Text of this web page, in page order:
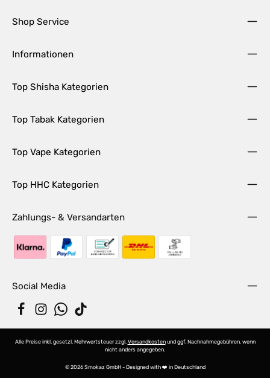
Shop Service
Informationen
Top Shisha Kategorien
Top Tabak Kategorien
Top Vape Kategorien
Top HHC Kategorien
Zahlungs- & Versandarten
Social Media
© 2026 Smokaz GmbH - Designed with ❤️ in Deutschland
Alle Preise inkl. gesetzl. Mehrwertsteuer zzgl. Versandkostenund ggf. Nachnahmegebühren, wenn
nicht anders angegeben.